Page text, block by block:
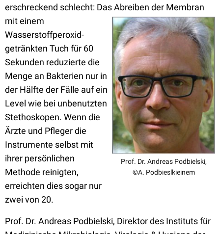
erschreckend schlecht: Das Abreiben der Membran
mit einem
Prof. Dr. Andreas Podbielski,
©A. Podbieslkieinem
Wasserstoffperoxid-
getränkten Tuch für 60
Sekunden reduzierte die
Menge an Bakterien nur in
der Hälfte der Fälle auf ein
Level wie bei unbenutzten
Stethoskopen. Wenn die
Ärzte und Pfleger die
Instrumente selbst mit
ihrer persönlichen
Methode reinigten,
erreichten dies sogar nur
zwei von 20.
Prof. Dr. Andreas Podbielski, Direktor des Instituts für